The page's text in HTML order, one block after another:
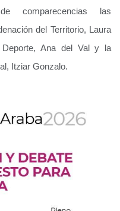
comparecencias las
del Territorio, Laura
Ana del Val y la
Itziar Gonzalo.